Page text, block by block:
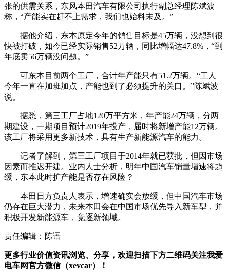
张的供需关系，东风本田汽车有限公司执行副总经理陈斌波
称，“产能实在赶不上需求，我们也始料未及。”
据他介绍，东本原定今年的销售目标是45万辆，没想到很
快被打破，如今已经实际销售52万辆，同比增幅达47.8%，“到
年底卖56万辆没问题。”
可东本目前两个工厂，合计年产能只有51.2万辆。“工人
今年一直在加班加点，产能也到了必须提升的关口。”陈斌波
说。
据悉，第三工厂占地120万平方米，年产能24万辆，分两
期建设，一期项目预计2019年投产，届时将新增产能12万辆。
该工厂将采用更多新技术，具有生产新能源汽车的能力。
记者了解到，第三工厂项目于2014年就已获批，但因市场
因素而推迟开建。业内人士分析，明年中国汽车销量增速将趋
缓，东本此时扩产能是否存在风险？
本田日方负责人表示，增速确实会放缓，但中国汽车市场
仍存在巨大潜力，未来本田会在中国市场优先导入新车型，并
积极开发新能源车，竞逐新领域。
责任编辑：陈语
更多行业价值资讯浏览、分享，欢迎扫描下方二维码关注我爱
电车网官方微信（xevcar）！